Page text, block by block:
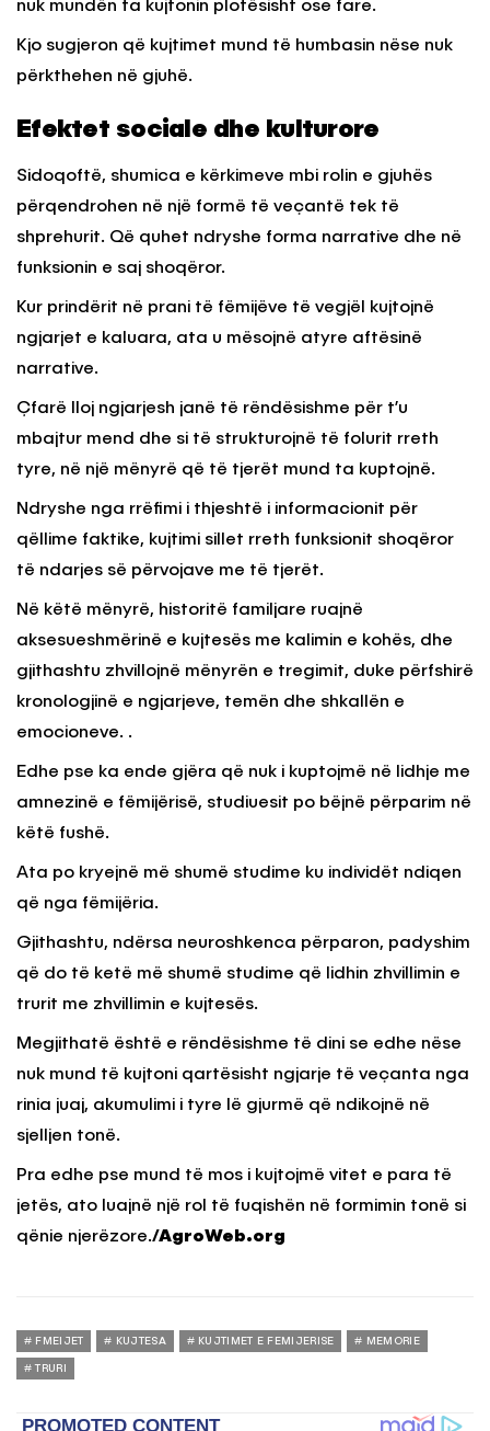
nuk mundën ta kujtonin plotësisht ose fare.
Kjo sugjeron që kujtimet mund të humbasin nëse nuk
përkthehen në gjuhë.
Efektet sociale dhe kulturore
Sidoqoftë, shumica e kërkimeve mbi rolin e gjuhës
përqendrohen në një formë të veçantë tek të
shprehurit. Që quhet ndryshe forma narrative dhe në
funksionin e saj shoqëror.
Kur prindërit në prani të fëmijëve të vegjël kujtojnë
ngjarjet e kaluara, ata u mësojnë atyre aftësinë
narrative.
Çfarë lloj ngjarjesh janë të rëndësishme për t’u
mbajtur mend dhe si të strukturojnë të folurit rreth
tyre, në një mënyrë që të tjerët mund ta kuptojnë.
Ndryshe nga rrëfimi i thjeshtë i informacionit për
qëllime faktike, kujtimi sillet rreth funksionit shoqëror
të ndarjes së përvojave me të tjerët.
Në këtë mënyrë, historitë familjare ruajnë
aksesueshmërinë e kujtesës me kalimin e kohës, dhe
gjithashtu zhvillojnë mënyrën e tregimit, duke përfshirë
kronologjinë e ngjarjeve, temën dhe shkallën e
emocioneve. .
Edhe pse ka ende gjëra që nuk i kuptojmë në lidhje me
amnezinë e fëmijërisë, studiuesit po bëjnë përparim në
këtë fushë.
Ata po kryejnë më shumë studime ku individët ndiqen
që nga fëmijëria.
Gjithashtu, ndërsa neuroshkenca përparon, padyshim
që do të ketë më shumë studime që lidhin zhvillimin e
trurit me zhvillimin e kujtesës.
Megjithatë është e rëndësishme të dini se edhe nëse
nuk mund të kujtoni qartësisht ngjarje të veçanta nga
rinia juaj, akumulimi i tyre lë gjurmë që ndikojnë në
sjelljen tonë.
Pra edhe pse mund të mos i kujtojmë vitet e para të
jetës, ato luajnë një rol të fuqishën në formimin tonë si
qënie njerëzore./AgroWeb.org
FMEIJET KUJTESA KUJTIMET E FEMIJERISE MEMORIE
TRURI